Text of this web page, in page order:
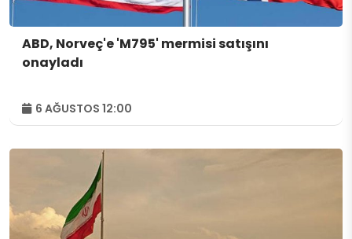
ABD, Norveç'e 'M795' mermisi satışını
onayladı
6 AĞUSTOS 12:00